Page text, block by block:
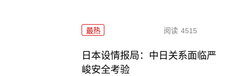
最热 阅读 4515
日本设情报局：中日关系面临严
峻安全考验